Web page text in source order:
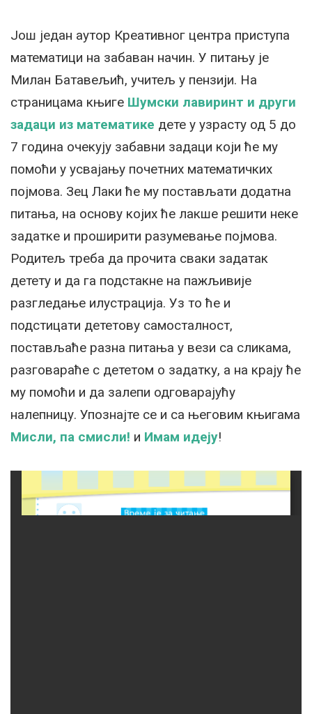
Још један аутор Креативног центра приступа
математици на забаван начин. У питању је
Милан Батавељић, учитељ у пензији. На
страницама књиге Шумски лавиринт и други
задаци из математике дете у узрасту од 5 до
7 година очекују забавни задаци који ће му
помоћи у усвајању почетних математичких
појмова. Зец Лаки ће му постављати додатна
питања, на основу којих ће лакше решити неке
задатке и проширити разумевање појмова.
Родитељ треба да прочита сваки задатак
детету и да га подстакне на пажљивије
разгледање илустрација. Уз то ће и
подстицати дететову самосталност,
постављаће разна питања у вези са сликама,
разговараће с дететом о задатку, а на крају ће
му помоћи и да залепи одговарајућу
налепницу. Упознајте се и са његовим књигама
Мисли, па смисли! и Имам идеју!